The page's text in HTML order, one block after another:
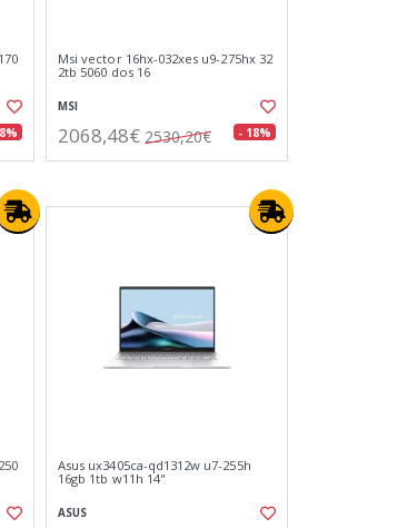
Msi vector 16hx-032xes u9-275hx 32
2tb 5060 dos 16
MSI
2068,48€ 2530,20€ - 18%
Asus ux3405ca-qd1312w u7-255h
16gb 1tb w11h 14"
ASUS